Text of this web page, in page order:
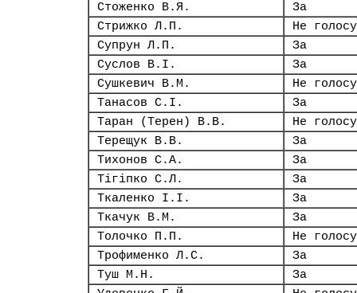
Стоженко В.Я.
За
Стрижко Л.П.
Не
Супрун Л.П.
За
Суслов В.І.
За
Сушкевич В.М.
Не
Танасов С.І.
За
Таран (Терен) В.В.
Не
Терещук В.В.
За
Тихонов С.А.
За
Тігіпко С.Л.
За
Ткаленко І.І.
За
Ткачук В.М.
За
Толочко П.П.
Не
Трофименко Л.С.
За
Туш М.Н.
За